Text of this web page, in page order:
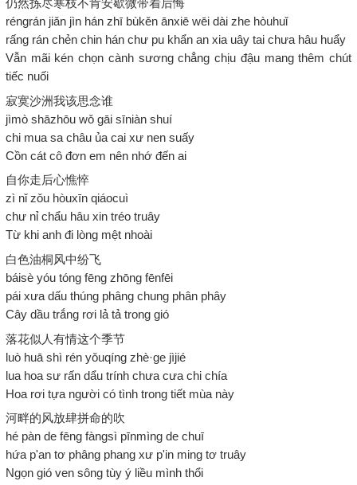
réngrán jiǎn jìn hán zhī bùkěn ānxiē wēi dài zhe hòuhuǐ
rấng rán chẻn chin hán chư pu khẩn an xia uây tai chưa hâu huẩy
Vẫn mãi kén chọn cành sương chẳng chịu đậu mang thêm chút
tiếc nuối
寂寞沙洲我该思念谁
jìmò shāzhōu wǒ gāi sīniàn shuí
chi mua sa châu ủa cai xư nen suấy
Cồn cát cô đơn em nên nhớ đến ai
自你走后心憔悴
zì nǐ zǒu hòuxīn qiáocuì
chư nỉ chẩu hâu xin tréo truây
Từ khi anh đi lòng mệt nhoài
白色油桐风中纷飞
báisè yóu tóng fēng zhōng fēnfēi
pái xưa dấu thúng phâng chung phân phây
Cây dầu trắng rơi lả tả trong gió
落花似人有情这个季节
luò huā shì rén yǒuqíng zhè·ge jìjié
lua hoa sư rấn dẩu trính chưa cưa chi chía
Hoa rơi tựa người có tình trong tiết mùa này
河畔的风放肆拼命的吹
hé pàn de fēng fàngsì pīnmìng de chuī
hứa p'an tơ phâng phang xư p'in ming tơ truây
Ngọn gió ven sông tùy ý liều mình thổi